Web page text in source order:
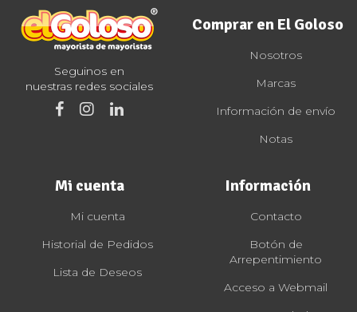
Seguinos en
nuestras redes sociales
Comprar en El Goloso
Nosotros
Marcas
Información de envío
Notas
Mi cuenta
Mi cuenta
Historial de Pedidos
Lista de Deseos
Información
Contacto
Botón de
Arrepentimiento
Acceso a Webmail